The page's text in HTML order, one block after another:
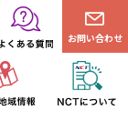
お問い合わせ